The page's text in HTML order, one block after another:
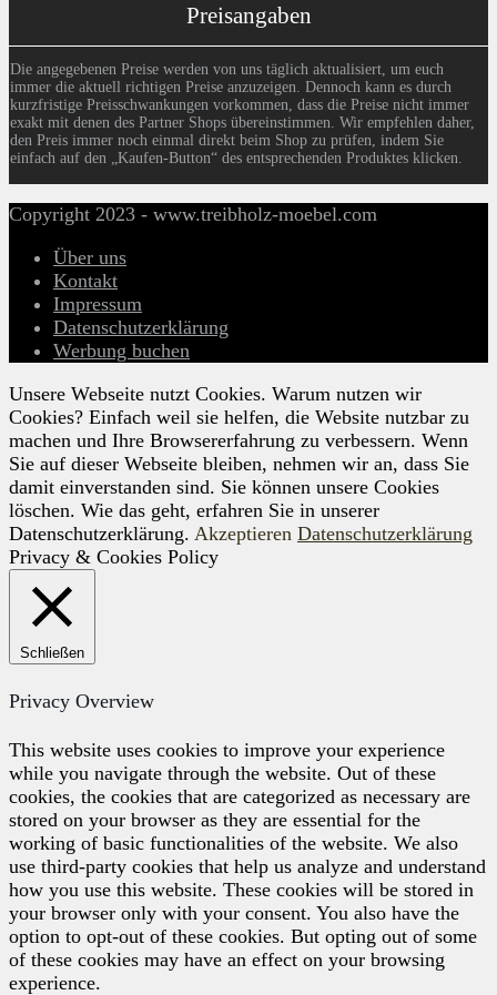
Preisangaben
Die angegebenen Preise werden von uns täglich aktualisiert, um euch
immer die aktuell richtigen Preise anzuzeigen. Dennoch kann es durch
kurzfristige Preisschwankungen vorkommen, dass die Preise nicht immer
exakt mit denen des Partner Shops übereinstimmen. Wir empfehlen daher,
den Preis immer noch einmal direkt beim Shop zu prüfen, indem Sie
einfach auf den „Kaufen-Button“ des entsprechenden Produktes klicken.
Copyright 2023 - www.treibholz-moebel.com
Über uns
Kontakt
Impressum
Datenschutzerklärung
Werbung buchen
Unsere Webseite nutzt Cookies. Warum nutzen wir
Cookies? Einfach weil sie helfen, die Website nutzbar zu
machen und Ihre Browsererfahrung zu verbessern. Wenn
Sie auf dieser Webseite bleiben, nehmen wir an, dass Sie
damit einverstanden sind. Sie können unsere Cookies
löschen. Wie das geht, erfahren Sie in unserer
Datenschutzerklärung. Akzeptieren Datenschutzerklärung
Privacy & Cookies Policy
Schließen
Privacy Overview
This website uses cookies to improve your experience
while you navigate through the website. Out of these
cookies, the cookies that are categorized as necessary are
stored on your browser as they are essential for the
working of basic functionalities of the website. We also
use third-party cookies that help us analyze and understand
how you use this website. These cookies will be stored in
your browser only with your consent. You also have the
option to opt-out of these cookies. But opting out of some
of these cookies may have an effect on your browsing
experience.